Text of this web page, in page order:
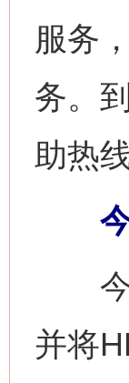
服务
务。
助热
今
今
并将